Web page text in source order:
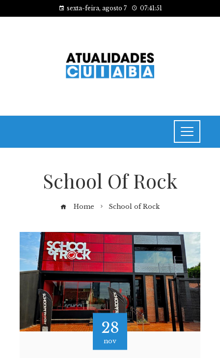
sexta-feira, agosto 7 07:41:51
School Of Rock
Home School of Rock
28
nov